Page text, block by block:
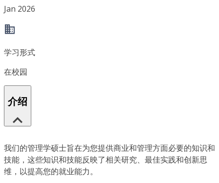
Jan 2026
学习形式
在校园
介绍
我们的管理学硕士旨在为您提供商业和管理方面必要的知识和
技能，这些知识和技能反映了相关研究、最佳实践和创新思
维，以提高您的就业能力。